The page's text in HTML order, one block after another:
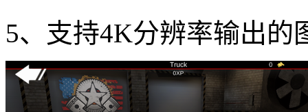
5、支持4K分辨率输出的